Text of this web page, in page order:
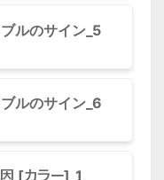
ルのサイン_5
ルのサイン_6
[カラー]_1